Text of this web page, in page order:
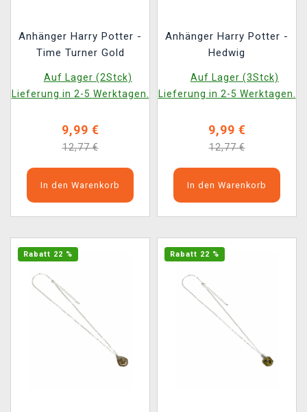
Anhänger Harry Potter -
Time Turner Gold
Auf Lager (2Stck)
Lieferung in 2-5 Werktagen.
9,99 €
12,77 €
In den Warenkorb
Anhänger Harry Potter -
Hedwig
Auf Lager (3Stck)
Lieferung in 2-5 Werktagen.
9,99 €
12,77 €
In den Warenkorb
Rabatt 22 % Rabatt 22 %